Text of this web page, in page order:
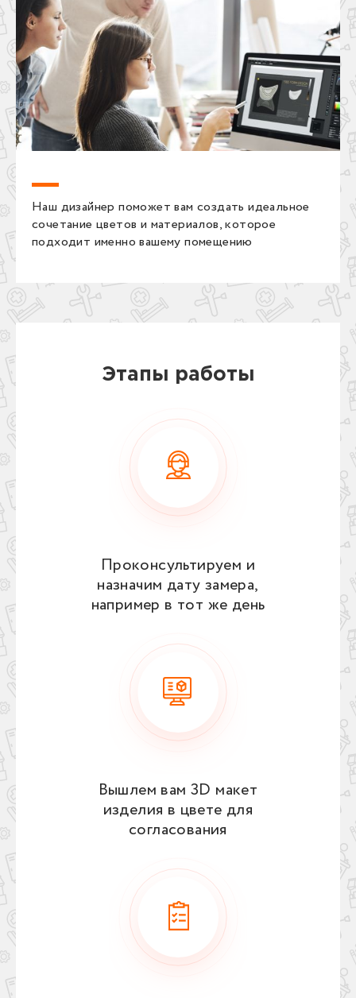
Наш дизайнер поможет вам создать идеальное
сочетание цветов и материалов, которое
подходит именно вашему помещению
Этапы работы
Проконсультируем и
назначим дату замера,
например в тот же день
Вышлем вам 3D макет
изделия в цвете для
согласования